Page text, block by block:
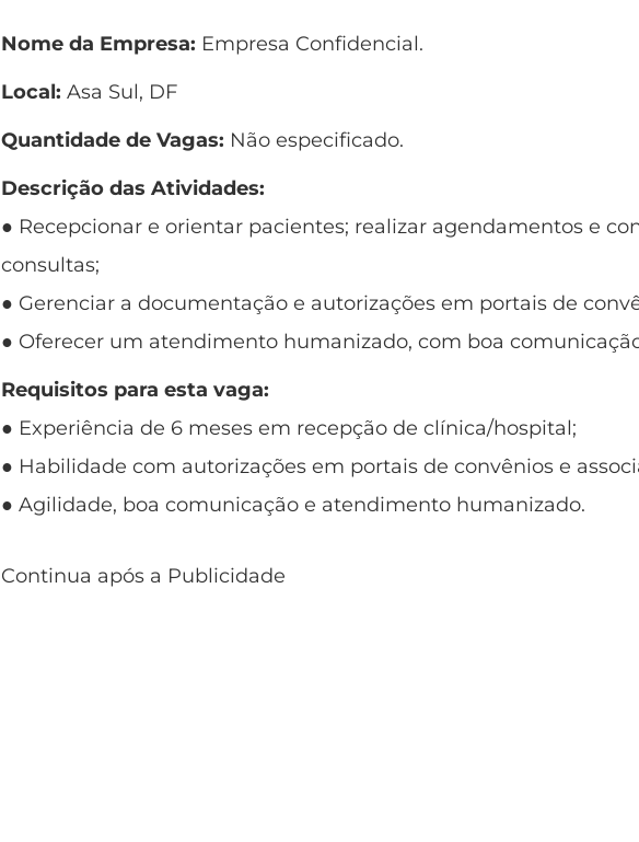
Nome da Empresa: Empresa Confidencial.
Local: Asa Sul, DF
Quantidade de Vagas: Não especificado.
Descrição das Atividades:
● Recepcionar e orientar pacientes; realizar agendamentos e
consultas;
● Gerenciar a documentação e autorizações em portais de
● Oferecer um atendimento humanizado, com boa
Requisitos para esta vaga:
● Experiência de 6 meses em recepção de clínica/hospital;
● Habilidade com autorizações em portais de convênios e
● Agilidade, boa comunicação e atendimento humanizado.
Continua após a Publicidade